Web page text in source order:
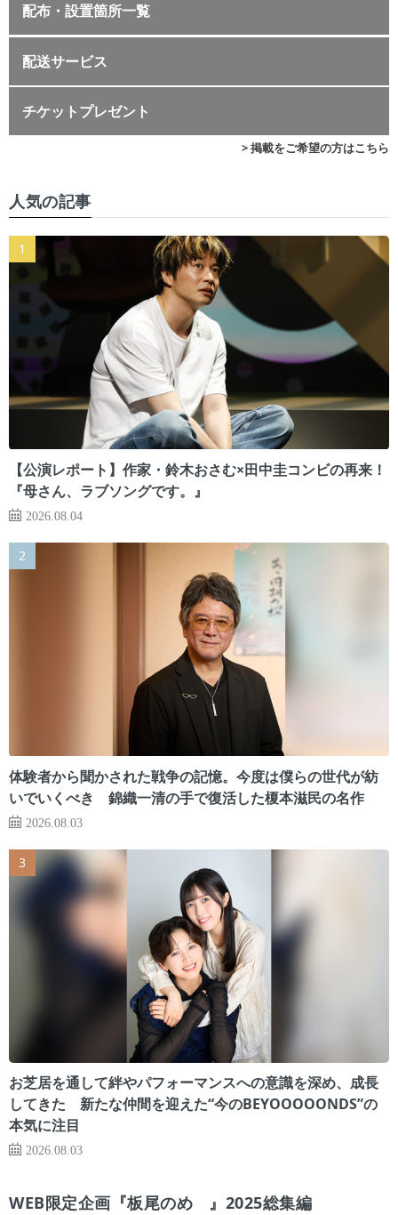
配布・設置箇所一覧
配送サービス
チケットプレゼント
> 掲載をご希望の方はこちら
人気の記事
【公演レポート】作家・鈴木おさむ×田中圭コンビの再来！
『母さん、ラブソングです。』
2026.08.04
体験者から聞かされた戦争の記憶。今度は僕らの世代が紡
いでいくべき 錦織一清の手で復活した榎本滋民の名作
2026.08.03
お芝居を通して絆やパフォーマンスへの意識を深め、成長
してきた 新たな仲間を迎えた“今のBEYOOOOONDS”の
本気に注目
2026.08.03
WEB限定企画『板尾のめ゙』2025総集編